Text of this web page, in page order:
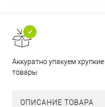
Аккуратно упакуем хрупкие
товары
ОПИСАНИЕ ТОВАРА